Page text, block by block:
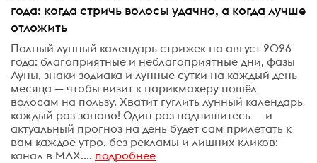
года: когда стричь волосы удачно, а когда лучше
отложить
Полный лунный календарь стрижек на август 2026
года: благоприятные и неблагоприятные дни, фазы
Луны, знаки зодиака и лунные сутки на каждый день
месяца — чтобы визит к парикмахеру пошёл
волосам на пользу. Хватит гуглить лунный календарь
каждый раз заново! Один раз подпишитесь — и
актуальный прогноз на день будет сам прилетать к
вам каждое утро, без рекламы и лишних кликов:
канал в MAX.... подробнее